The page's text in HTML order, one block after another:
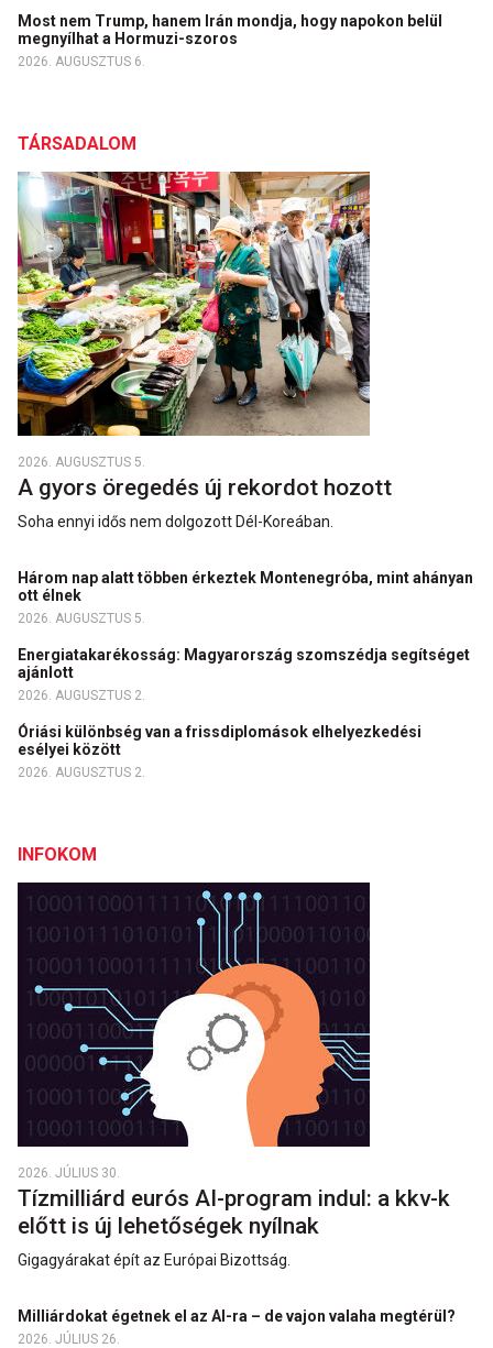
Most nem Trump, hanem Irán mondja, hogy napokon belül
megnyílhat a Hormuzi-szoros
2026. AUGUSZTUS 6.
TÁRSADALOM
2026. AUGUSZTUS 5.
A gyors öregedés új rekordot hozott
Soha ennyi idős nem dolgozott Dél-Koreában.
Három nap alatt többen érkeztek Montenegróba, mint ahányan
ott élnek
2026. AUGUSZTUS 5.
Energiatakarékosság: Magyarország szomszédja segítséget
ajánlott
2026. AUGUSZTUS 2.
Óriási különbség van a frissdiplomások elhelyezkedési
esélyei között
2026. AUGUSZTUS 2.
INFOKOM
2026. JÚLIUS 30.
Tízmilliárd eurós AI-program indul: a kkv-k
előtt is új lehetőségek nyílnak
Gigagyárakat épít az Európai Bizottság.
Milliárdokat égetnek el az AI-ra – de vajon valaha megtérül?
2026. JÚLIUS 26.